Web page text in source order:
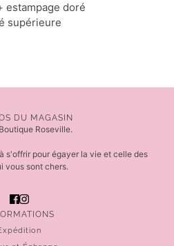
estampage doré
supérieure
DU MAGASIN
Roseville.
s'offrir pour égayer la vie et celle des
vous sont chers.